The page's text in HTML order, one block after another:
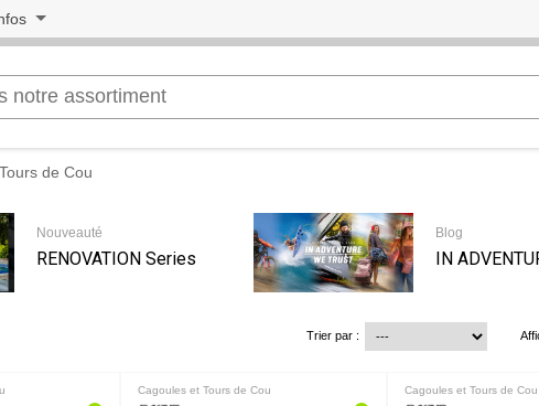
de Cou
Nouveauté
RENOVATION Series
Blog
IN
Trier par :
Cagoules et Tours de Cou Cagoules et Tours de Cou